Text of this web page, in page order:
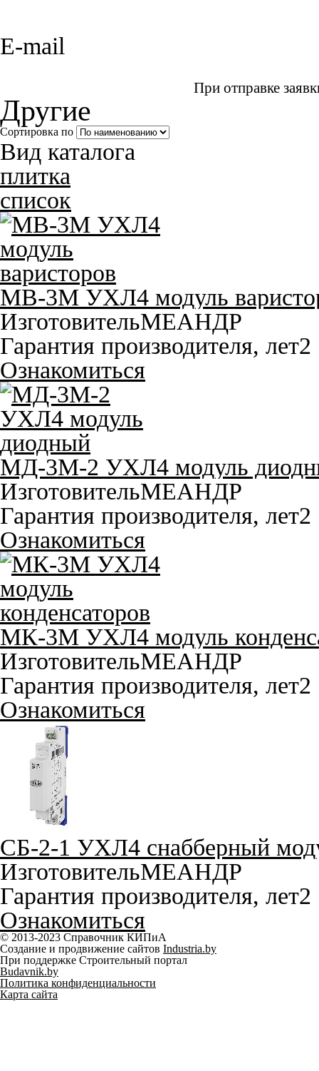
E-mail
При отправке
Другие
Сортировка по
Вид каталога
плитка
список
МВ-3М УХЛ4 модуль
ИзготовительМЕАНДР
Гарантия производителя, лет2
Ознакомиться
МД-3М-2 УХЛ4 модуль
ИзготовительМЕАНДР
Гарантия производителя, лет2
Ознакомиться
МК-3М УХЛ4 модуль
ИзготовительМЕАНДР
Гарантия производителя, лет2
Ознакомиться
СБ-2-1 УХЛ4 снабберный
ИзготовительМЕАНДР
Гарантия производителя, лет2
Ознакомиться
© 2013-2023 Справочник КИПиА
Создание и продвижение сайтов Industria.by
При поддержке Строительный портал
Budavnik.by
Политика конфиденциальности
Карта сайта